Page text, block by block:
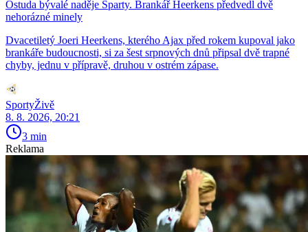
Ostuda bývalé naděje Sparty. Brankář Heerkens předvedl dvě
nehorázné minely
Dvacetiletý Joeri Heerkens, kterého Ajax před rokem kupoval jako
brankáře budoucnosti, si za šest srpnových dnů připsal dvě trapné
chyby, jednu v přípravě, druhou v ostrém zápase.
SportyŽivě
8. 8. 2026, 20:21
3 min
Reklama